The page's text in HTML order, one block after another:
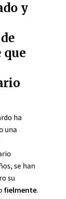
y
que
ha
una
se han
su
fielmente.